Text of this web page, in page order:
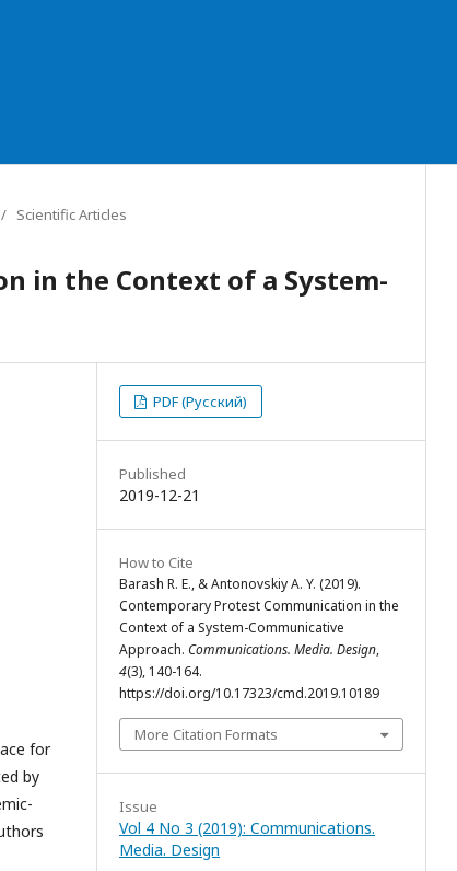
/ Scientific Articles
in the Context of a System-
for
by
PDF (Русский)
Published
2019-12-21
How to Cite
Barash R. E., & Antonovskiy A. Y. (2019).
Contemporary Protest Communication in the
Context of a System-Communicative
Approach. Communications. Media. Design,
4(3), 140-164.
https://doi.org/10.17323/cmd.2019.10189
More Citation Formats
Issue
Vol 4 No 3 (2019): Communications.
Media. Design